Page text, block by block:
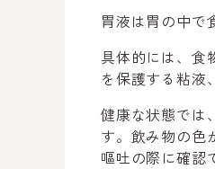
胃液は胃の中で
具体的には、食
を保護する粘液
健康な状態では
す。飲み物の色
嘔吐の際に確認